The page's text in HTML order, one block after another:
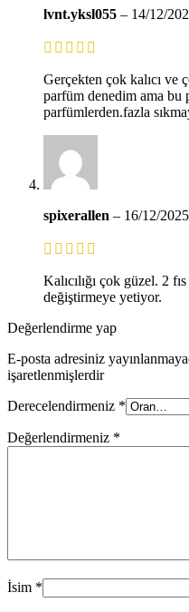
lvnt.yksl055 – 14/12/
Gerçekten çok kalıcı
parfüm denedim ama bu
parfümlerden.fazla
spixerallen – 16/12/2025
Kalıcılığı çok güzel. 2
değiştirmeye yetiyor.
Değerlendirme yap
E-posta adresiniz
işaretlenmişlerdir
Derecelendirmeniz *
Değerlendirmeniz *
İsim *